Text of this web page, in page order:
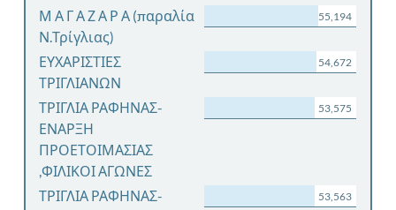
Μ Α Γ Α Ζ Α Ρ Α (παραλία
Ν.Τρίγλιας)
55,194
ΕΥΧΑΡΙΣΤΙΕΣ
ΤΡΙΓΛΙΑΝΩΝ
54,672
ΤΡΙΓΛΙΑ ΡΑΦΗΝΑΣ-
ΕΝΑΡΞΗ
ΠΡΟΕΤΟΙΜΑΣΙΑΣ
,ΦΙΛΙΚΟΙ ΑΓΩΝΕΣ
53,575
ΤΡΙΓΛΙΑ ΡΑΦΗΝΑΣ-
53,563